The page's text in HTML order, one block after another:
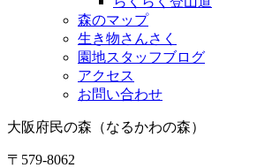
森のマップ
生き物さんさく
園地スタッフブログ
アクセス
お問い合わせ
大阪府民の森（なるかわの森）
〒579-8062